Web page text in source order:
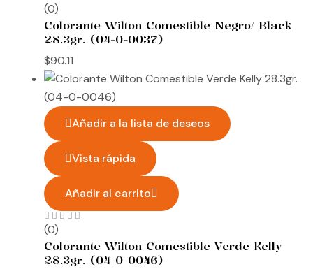
(0)
Colorante Wilton Comestible Negro/ Black
28.3gr. (04-0-0037)
$90.11
Añadir a la lista de deseos
Vista rápida
Añadir al carrito
(0)
Colorante Wilton Comestible Verde Kelly
28.3gr. (04-0-0046)